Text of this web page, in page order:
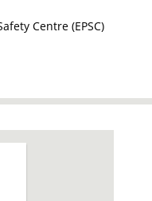
Centre (EPSC)